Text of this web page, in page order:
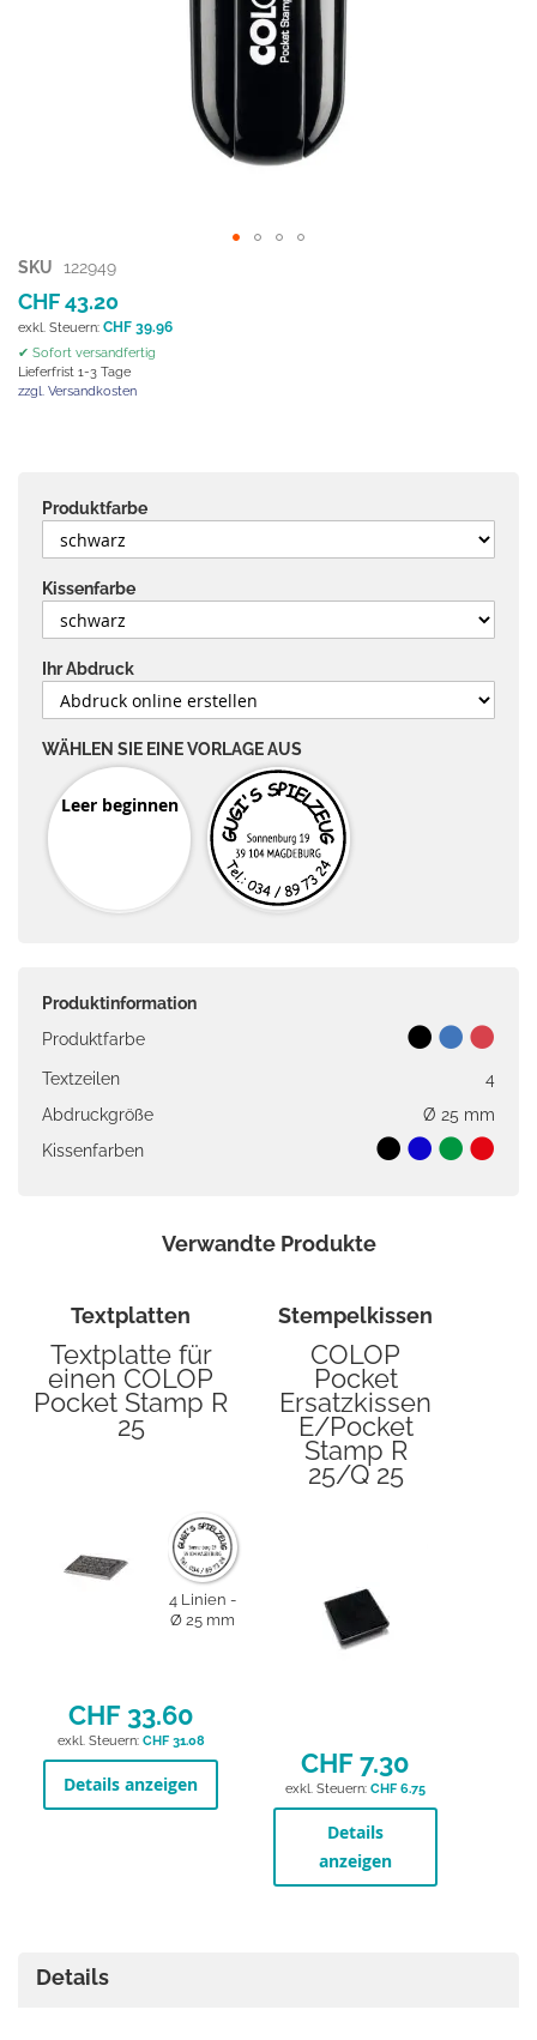
Zum
Anfang
der
Bildgalerie
springen
SKU 122949
CHF 43.20
CHF 39.96
✔ Sofort versandfertig
Lieferfrist 1-3 Tage
zzgl. Versandkosten
Produktfarbe
Kissenfarbe
Ihr Abdruck
WÄHLEN SIE EINE VORLAGE AUS
Leer beginnen
Produktinformation
Produktfarbe
Textzeilen
4
Abdruckgröße
Ø 25 mm
Kissenfarben
Verwandte Produkte
Textplatten
Textplatte für
einen COLOP
Pocket Stamp R
25
4 Linien
Ø 25 mm
CHF 33.60
CHF 31.08
Details anzeigen
Stempelkissen
COLOP
Pocket
Ersatzkissen
E/Pocket
Stamp R
25/Q 25
CHF 7.30
CHF 6.75
Details
anzeigen
Details